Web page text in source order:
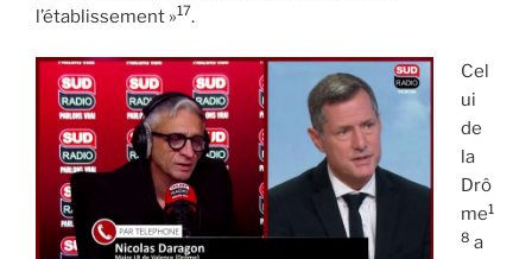
l’établissement »17.
Cel
ui
de
la
Drô
me1
8 a